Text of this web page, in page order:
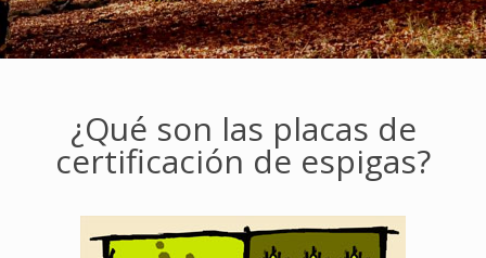
¿Qué son las placas de
certificación de espigas?